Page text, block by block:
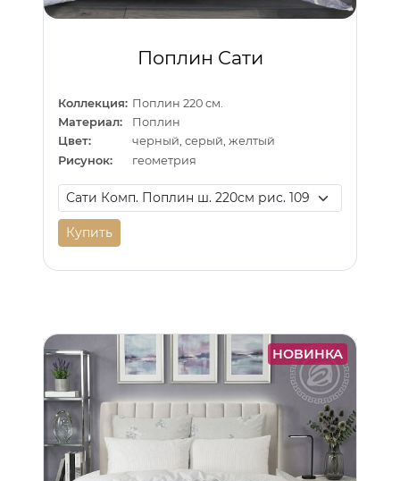
Поплин Сати
Коллекция: Поплин 220 см.
Материал:
Поплин
Цвет:
черный, серый, желтый
Рисунок:
геометрия
Купить
НОВИНКА